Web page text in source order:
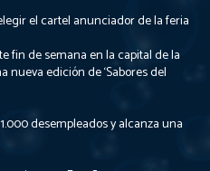
el cartel anunciador de la feria
fin de semana en la capital de la
edición de ‘Sabores del
desempleados y alcanza una